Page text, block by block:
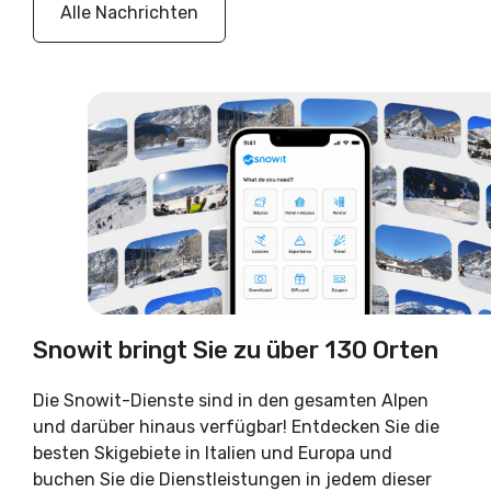
Alle Nachrichten
Snowit bringt Sie zu über 130 Orten
Die Snowit-Dienste sind in den gesamten Alpen
und darüber hinaus verfügbar! Entdecken Sie die
besten Skigebiete in Italien und Europa und
buchen Sie die Dienstleistungen in jedem dieser